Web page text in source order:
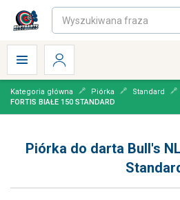
Kategoria główna Piórka Standard
FORTIS BIAŁE 150 STANDARD
Piórka do darta Bull's